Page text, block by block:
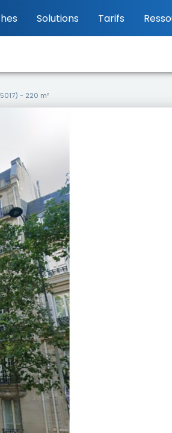
Solutions Tarifs
- 220 m²